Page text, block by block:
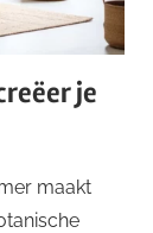
je
maakt